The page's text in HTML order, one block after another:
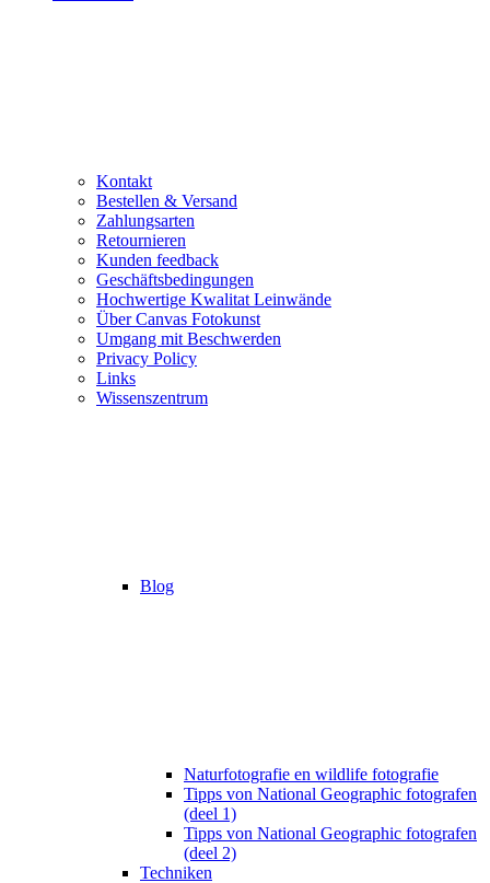
Kontakt
Bestellen & Versand
Zahlungsarten
Retournieren
Kunden feedback
Geschäftsbedingungen
Hochwertige Kwalitat Leinwände
Über Canvas Fotokunst
Umgang mit Beschwerden
Privacy Policy
Links
Wissenszentrum
Blog
Naturfotografie en wildlife fotografie
Tipps von National Geographic fotografen
(deel 1)
Tipps von National Geographic fotografen
(deel 2)
Techniken